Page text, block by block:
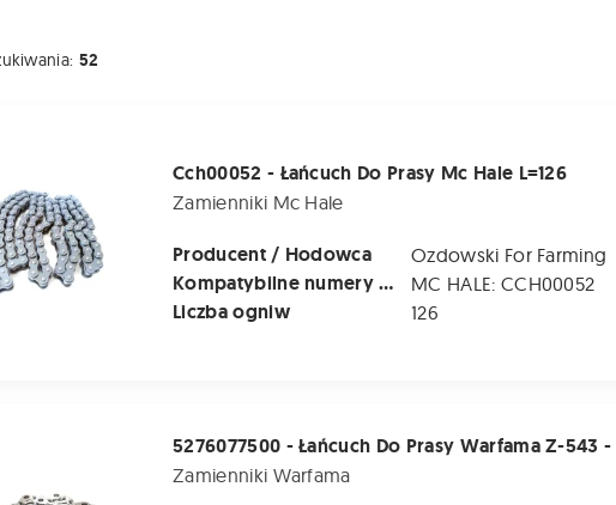
52
Łańcuch Do Prasy Mc Hale L=126
Cch00052 - Łańcuch Do Prasy Mc Hale L=126
Zamienniki Mc Hale
Producent / Hodowca Ozdowski For Farming
Kompatybilne numery katalogowe MC HALE: CCH00052
Liczba ogniw 126
Zamienniki Warfama